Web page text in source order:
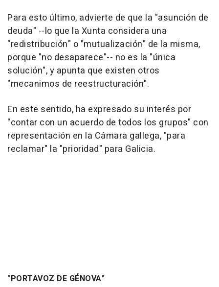
Para esto último, advierte de que la "asunción de
deuda" --lo que la Xunta considera una
"redistribución" o "mutualización" de la misma,
porque "no desaparece"-- no es la "única
solución", y apunta que existen otros
"mecanimos de reestructuración".
En este sentido, ha expresado su interés por
"contar con un acuerdo de todos los grupos" con
representación en la Cámara gallega, "para
reclamar" la "prioridad" para Galicia.
"PORTAVOZ DE GÉNOVA"